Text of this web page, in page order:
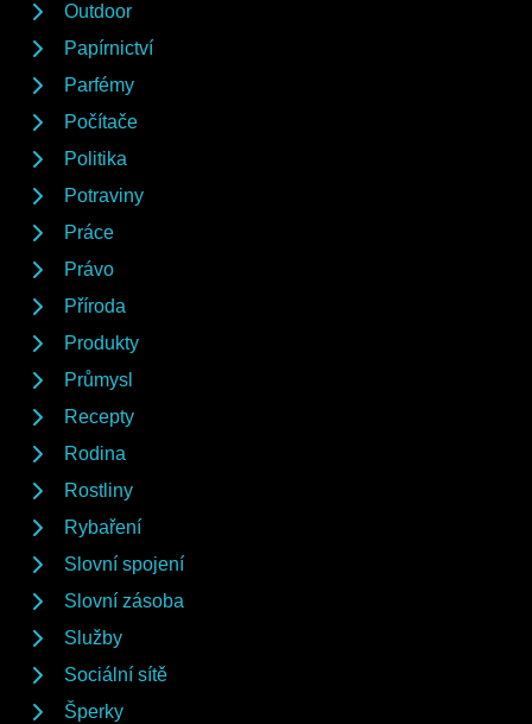
Outdoor
Papírnictví
Parfémy
Počítače
Politika
Potraviny
Práce
Právo
Příroda
Produkty
Průmysl
Recepty
Rodina
Rostliny
Rybaření
Slovní spojení
Slovní zásoba
Služby
Sociální sítě
Šperky